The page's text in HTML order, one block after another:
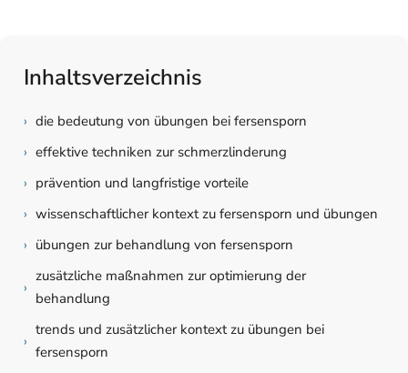
Inhaltsverzeichnis
› die bedeutung von übungen bei fersensporn
› effektive techniken zur schmerzlinderung
› prävention und langfristige vorteile
› wissenschaftlicher kontext zu fersensporn und übungen
› übungen zur behandlung von fersensporn
›
zusätzliche maßnahmen zur optimierung der
behandlung
›
trends und zusätzlicher kontext zu übungen bei
fersensporn